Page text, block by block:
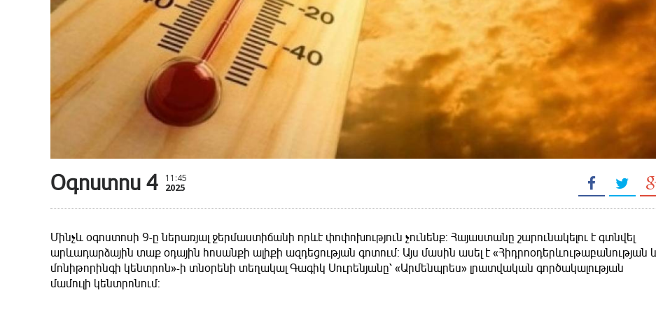
Օգոստոս 4 11:45
2025
Մինչև օգոստոսի 9-ը ներառյալ ջերմաստիճանի որևէ փոփոխություն չունենք: Հայաստանը շարունակելու է գտնվել
արևադարձային տաք օդային հոսանքի ալիքի ազդեցության գոտում: Այս մասին ասել է «Հիդրոօդերևութաբանության
մոնիթորինգի կենտրոն»-ի տնօրենի տեղակալ Գագիկ Սուրենյանը՝ «Արմենպրես» լրատվական գործակալության
մամուլի կենտրոնում: